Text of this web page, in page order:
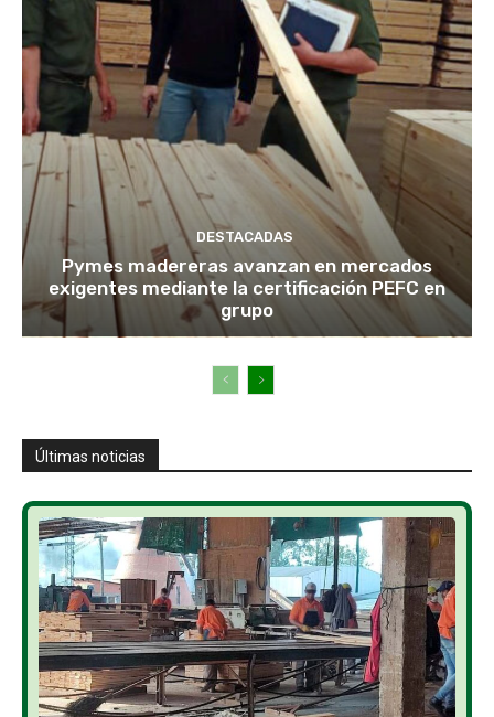
DESTACADAS
Pymes madereras avanzan en mercados
exigentes mediante la certificación PEFC en
grupo
Últimas noticias